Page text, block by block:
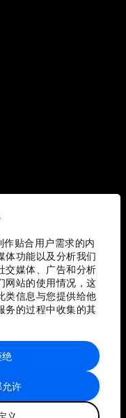
贴合用户需求的内
体功能以及分析我们
交媒体、广告和分析
网站的使用情况，这
类信息与您提供给他
务的过程中收集的其
允许
绝